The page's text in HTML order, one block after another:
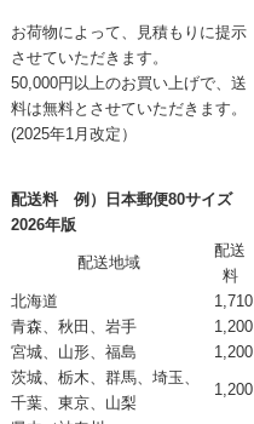
お荷物によって、見積もりに提示
させていただきます。
50,000円以上のお買い上げで、送
料は無料とさせていただきます。
(2025年1月改定）
配送料 例）日本郵便80サイズ
2026年版
配送地域
配送
料
北海道
1,710
青森、秋田、岩手
1,200
宮城、山形、福島
1,200
茨城、栃木、群馬、埼玉、
千葉、東京、山梨
1,200